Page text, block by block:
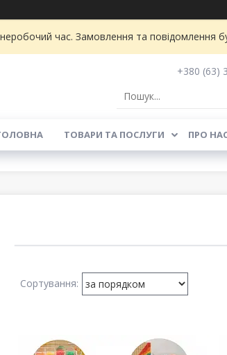
неробочий час. Замовлення та повідомлення
+380 (63)
ТОВАРИ ТА ПОСЛУГИ ПРО